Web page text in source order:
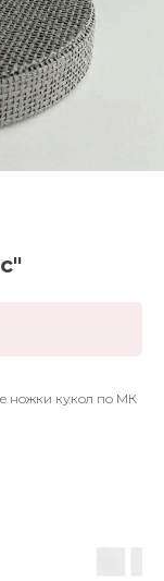
ножки кукол по МК